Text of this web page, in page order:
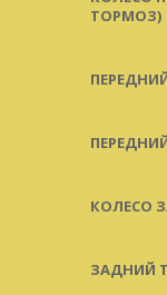
ТОРМОЗ)
КОЛЕСО
ЗАДНИЙ